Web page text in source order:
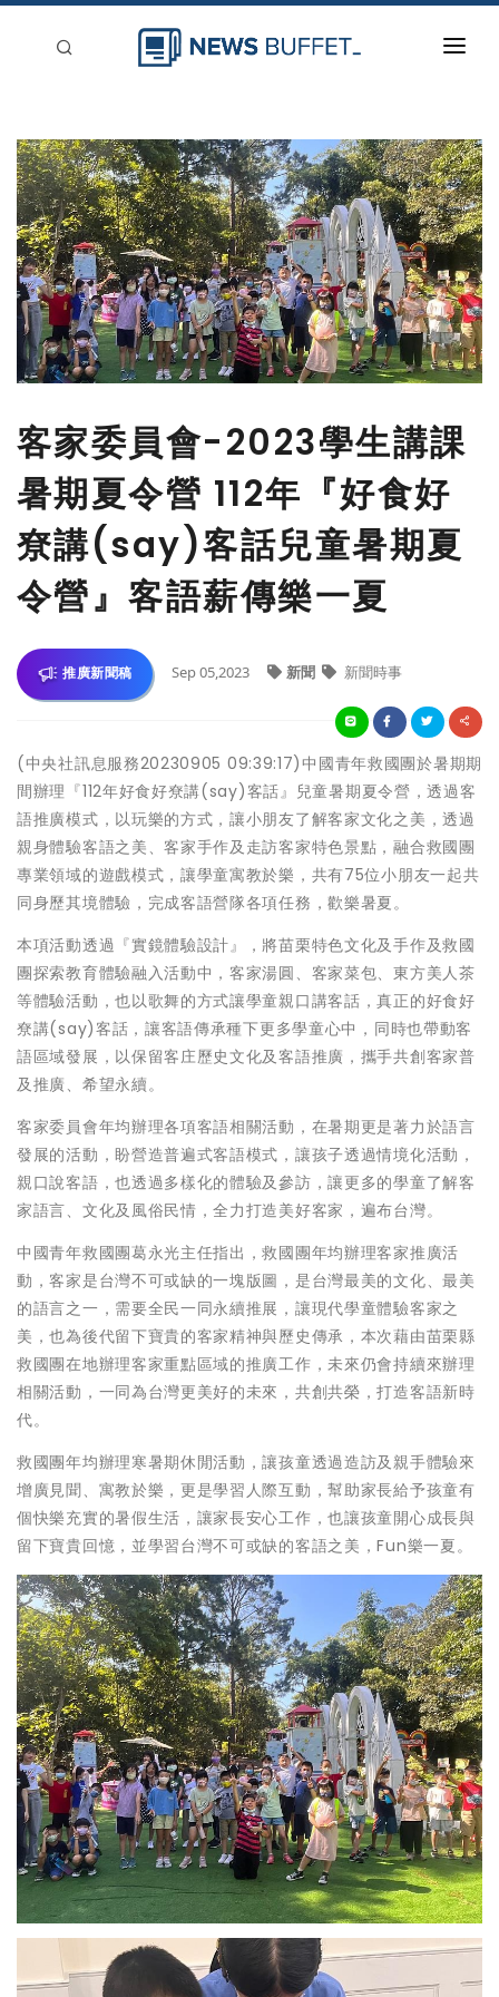
新聞稿分類
登入
刊登
客家委員會-2023學生講課
暑期夏令營 112年『好食好
尞講(say)客話兒童暑期夏
令營』客語薪傳樂一夏
推廣新聞稿 Sep 05,2023 新聞 新聞時事
(中央社訊息服務20230905 09:39:17)中國青年救國團於暑期期
間辦理『112年好食好尞講(say)客話』兒童暑期夏令營，透過客
語推廣模式，以玩樂的方式，讓小朋友了解客家文化之美，透過
親身體驗客語之美、客家手作及走訪客家特色景點，融合救國團
專業領域的遊戲模式，讓學童寓教於樂，共有75位小朋友一起共
同身歷其境體驗，完成客語營隊各項任務，歡樂暑夏。
本項活動透過『實鏡體驗設計』，將苗栗特色文化及手作及救國
團探索教育體驗融入活動中，客家湯圓、客家菜包、東方美人茶
等體驗活動，也以歌舞的方式讓學童親口講客話，真正的好食好
尞講(say)客話，讓客語傳承種下更多學童心中，同時也帶動客
語區域發展，以保留客庄歷史文化及客語推廣，攜手共創客家普
及推廣、希望永續。
客家委員會年均辦理各項客語相關活動，在暑期更是著力於語言
發展的活動，盼營造普遍式客語模式，讓孩子透過情境化活動，
親口說客語，也透過多樣化的體驗及參訪，讓更多的學童了解客
家語言、文化及風俗民情，全力打造美好客家，遍布台灣。
中國青年救國團葛永光主任指出，救國團年均辦理客家推廣活
動，客家是台灣不可或缺的一塊版圖，是台灣最美的文化、最美
的語言之一，需要全民一同永續推展，讓現代學童體驗客家之
美，也為後代留下寶貴的客家精神與歷史傳承，本次藉由苗栗縣
救國團在地辦理客家重點區域的推廣工作，未來仍會持續來辦理
相關活動，一同為台灣更美好的未來，共創共榮，打造客語新時
代。
救國團年均辦理寒暑期休閒活動，讓孩童透過造訪及親手體驗來
增廣見聞、寓教於樂，更是學習人際互動，幫助家長給予孩童有
個快樂充實的暑假生活，讓家長安心工作，也讓孩童開心成長與
留下寶貴回憶，並學習台灣不可或缺的客語之美，Fun樂一夏。